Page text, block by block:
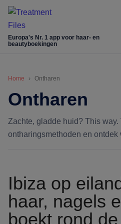
Door
hoofd
Skip
menu
Spring
eerste
Spring
voettekst
Europa's Nr. 1 app voor haar- en
beautyboekingen
Home Ontharen
Ontharen
Zachte, gladde huid? This way.
ontharingsmethoden en ontdek
Ibiza op
haar, nagels
boekt rond